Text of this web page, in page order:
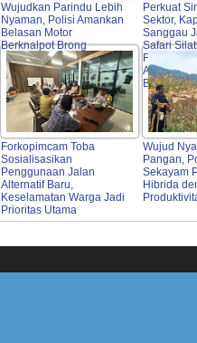
Wujudkan Parindu Lebih
Nyaman, Polisi Amankan
Belasan Motor
Berknalpot Brong
Perkuat
Sektor,
Sanggau
Safari
Agama,
Bulog
Forkopimcam Toba
Sosialisasikan
Penggunaan Jalan
Alternatif Baru,
Keselamatan Warga Jadi
Prioritas Utama
Wujud
Pangan,
Sekayam
Hibrida